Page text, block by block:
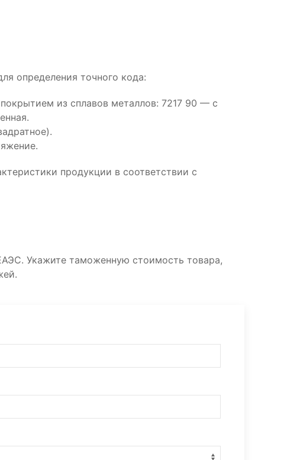
определения точного кода:
из сплавов металлов: 7217 90 — с
продукции в соответствии с
Укажите таможенную стоимость товара,